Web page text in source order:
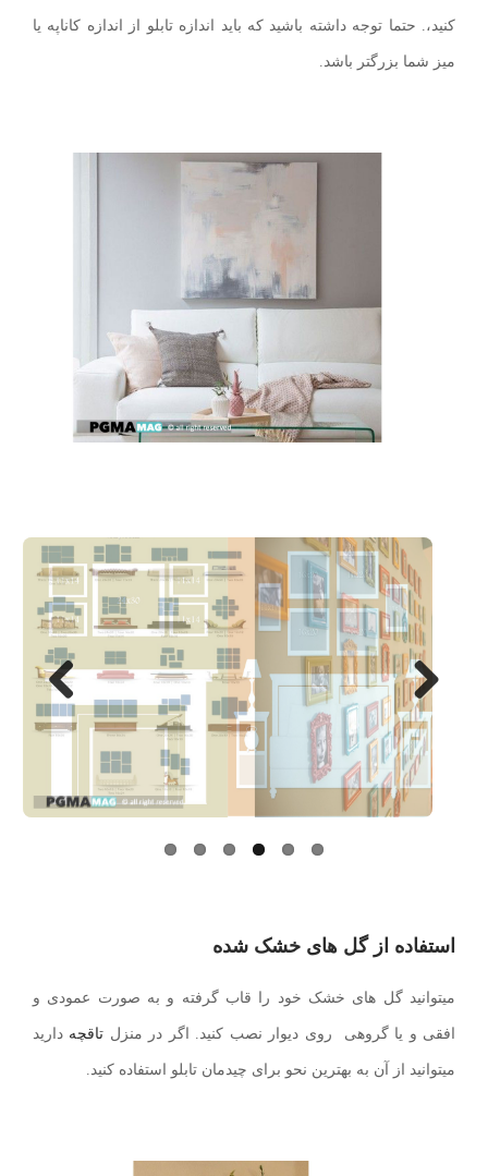
کنید،. حتما توجه داشته باشید که باید اندازه تابلو از اندازه کاناپه یا
میز شما بزرگتر باشد.
Previo
Next
استفاده از گل های خشک شده
میتوانید گل های خشک خود را قاب گرفته و به صورت عمودی و
افقی و یا گروهی روی دیوار نصب کنید. اگر در منزل تاقچه دارید
میتوانید از آن به بهترین نحو برای چیدمان تابلو استفاده کنید.